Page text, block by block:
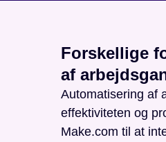
Forskellige
af
Automatisering af
effektiviteten og
Make.com til at